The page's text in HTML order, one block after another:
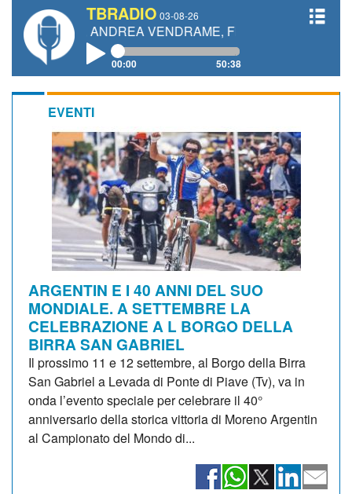
TBRADIO 03-08-26
ANDREA VENDRAME, FILIPPO FIORELLI
00:00 50:38
EVENTI
ARGENTIN E I 40 ANNI DEL SUO
MONDIALE. A SETTEMBRE LA
CELEBRAZIONE A L BORGO DELLA
BIRRA SAN GABRIEL
Il prossimo 11 e 12 settembre, al Borgo della Birra
San Gabriel a Levada di Ponte di Piave (Tv), va in
onda l’evento speciale per celebrare il 40°
anniversario della storica vittoria di Moreno Argentin
al Campionato del Mondo di...